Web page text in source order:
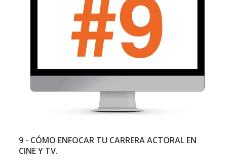
9 - CÓMO ENFOCAR TU CARRERA ACTORAL EN
CINE Y TV.